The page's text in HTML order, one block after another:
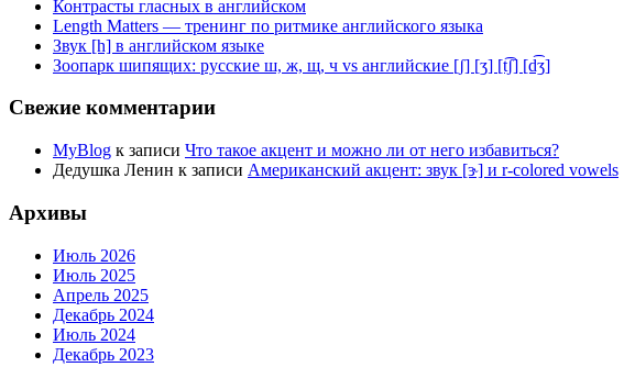
Контрасты гласных в английском
Length Matters — тренинг по ритмике английского языка
Звук [h] в английском языке
Зоопарк шипящих: русские ш, ж, щ, ч vs английские [ʃ] [ʒ] [t͡ʃ] [d͡ʒ]
Свежие комментарии
MyBlog к записи Что такое акцент и можно ли от него избавиться?
Дедушка Ленин к записи Американский акцент: звук [ɝ] и r-colored vowels
Архивы
Июль 2026
Июль 2025
Апрель 2025
Декабрь 2024
Июль 2024
Декабрь 2023